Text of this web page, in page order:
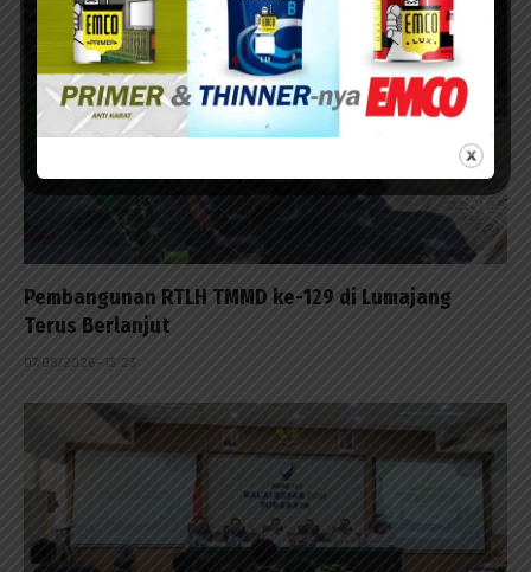
Pembangunan RTLH TMMD ke-129 di Lumajang
Terus Berlanjut
07/08/2026 - 13:23